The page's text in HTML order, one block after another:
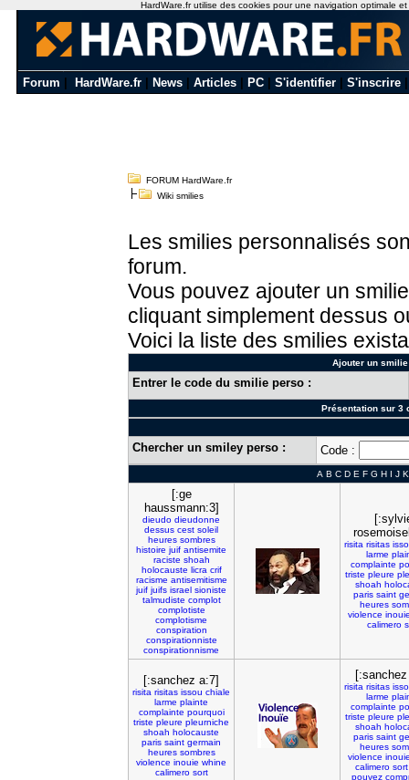
Forum HardWare.fr News Articles PC S'identifier S'inscrire
FORUM HardWare.fr
Wiki smilies
Les smilies personnalisés
forum.
Vous pouvez ajouter un
cliquant simplement dessus
Voici la liste des smilies
Ajouter un
Entrer le code du smilie perso :
Présentation sur 3
Chercher un smiley perso : Code :
A B C D E F G H I J K
[:ge
haussmann:3]
dieudo dieudonne
dessus cest soleil
heures sombres
histoire juif antisemite
raciste shoah
holocauste licra crif
racisme antisemitisme
juif juifs israel sioniste
talmudiste complot
complotiste
complotisme
conspiration
conspirationniste
conspirationnisme
risita risitas
larme
complainte
triste pleure
shoah
paris saint
heures
violence
calimero
[:sanchez a:7]
risita risitas issou chiale
larme plainte
complainte pourquoi
triste pleure pleurniche
shoah holocauste
paris saint germain
heures sombres
violence inouie whine
calimero sort
risita risitas
larme
complainte
triste pleure
shoah
paris saint
heures
violence
calimero sort
pouvez
HardWare.fr utilise des cookies pour une navigation optimale